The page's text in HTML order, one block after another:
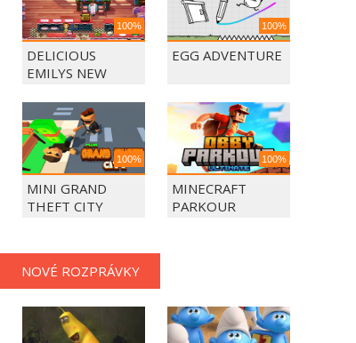
100%
DELICIOUS
EMILYS NEW
100%
EGG ADVENTURE
100%
MINI GRAND
THEFT CITY
100%
MINECRAFT
PARKOUR
NOVÉ ROZPRÁVKY